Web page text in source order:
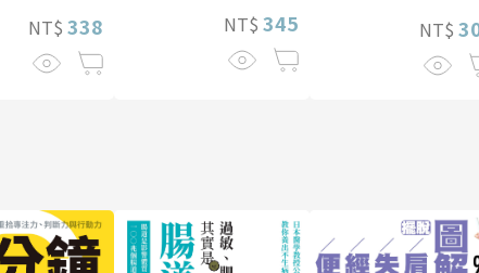
NT$ 338 NT$ 345 NT$